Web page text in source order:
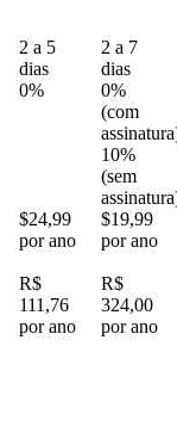
2 a 5
dias
2 a 7
dias
0%
0%
(com
10%
(sem
$24,99
por ano
$19,99
por ano
R$
111,76
por ano
R$
324,00
por ano